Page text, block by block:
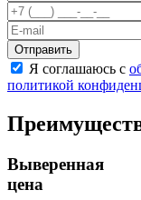
Отправить
Я соглашаюсь с
политикой
Выверенная
цена